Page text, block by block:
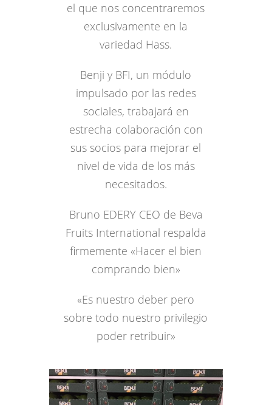
el que nos concentraremos
exclusivamente en la
variedad Hass.
Benji y BFI, un módulo
impulsado por las redes
sociales, trabajará en
estrecha colaboración con
sus socios para mejorar el
nivel de vida de los más
necesitados.
Bruno EDERY CEO de Beva
Fruits International respalda
firmemente «Hacer el bien
comprando bien»
«Es nuestro deber pero
sobre todo nuestro privilegio
poder retribuir»